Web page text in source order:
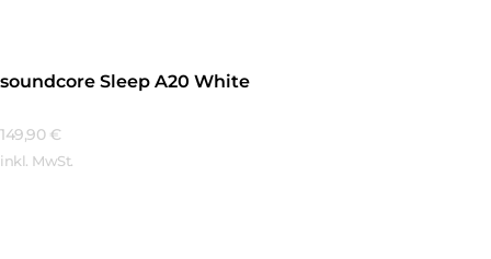
soundcore Sleep A20 White
149,90 €
inkl. MwSt.